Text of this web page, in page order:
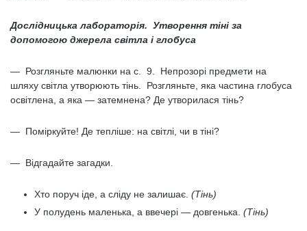
Дослідницька лабораторія. Утворення тіні за
допомогою джерела світла і глобуса
— Розгляньте малюнки на с. 9. Непрозорі предмети на
шляху світла утворюють тінь. Розгляньте, яка частина глобуса
освітлена, а яка — затемнена? Де утворилася тінь?
— Поміркуйте! Де тепліше: на світлі, чи в тіні?
— Відгадайте загадки.
Хто поруч іде, а сліду не залишає. (Тінь)
У полудень маленька, а ввечері — довгенька. (Тінь)